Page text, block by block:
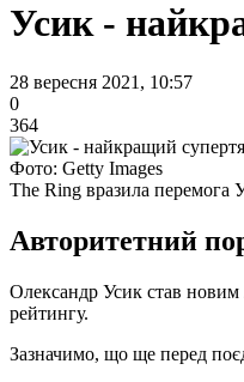
Усик -
28 вересня 2021, 10:57
0
364
Фото: Getty Images
The Ring вразила перемога
Авторитетний
Олександр Усик став новим
рейтингу.
Зазначимо, що ще перед